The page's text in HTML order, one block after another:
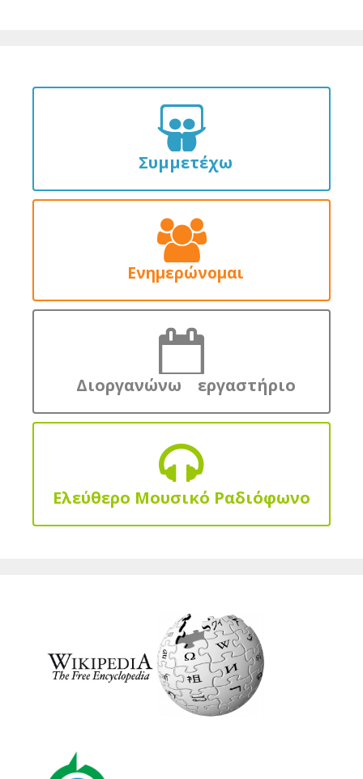
Συμμετέχω
Ενημερώνομαι
Διοργανώνω εργαστήριο
Ελεύθερο Μουσικό Ραδιόφωνο